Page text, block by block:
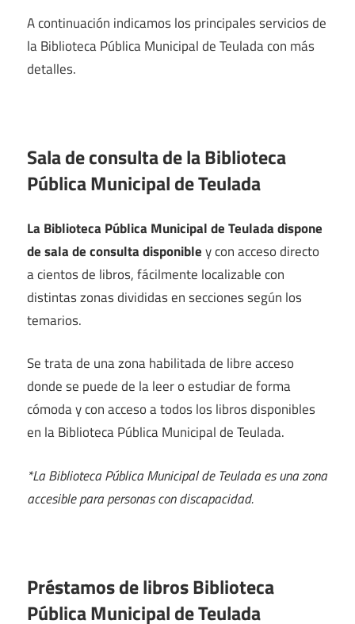
A continuación indicamos los principales servicios de
la Biblioteca Pública Municipal de Teulada con más
detalles.
Sala de consulta de la Biblioteca
Pública Municipal de Teulada
La Biblioteca Pública Municipal de Teulada dispone
de sala de consulta disponibley con acceso directo
a cientos de libros, fácilmente localizable con
distintas zonas divididas en secciones según los
temarios.
Se trata de una zona habilitada de libre acceso
donde se puede de la leer o estudiar de forma
cómoda y con acceso a todos los libros disponibles
en la Biblioteca Pública Municipal de Teulada.
*La Biblioteca Pública Municipal de Teulada es una zona
accesible para personas con discapacidad.
Préstamos de libros Biblioteca
Pública Municipal de Teulada